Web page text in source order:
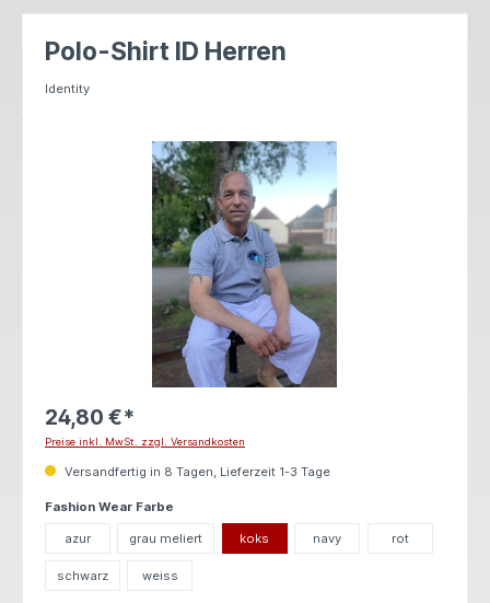
Polo-Shirt ID Herren
Identity
Bildergalerie überspringen
24,80 €*
Preise inkl. MwSt. zzgl. Versandkosten
Versandfertig in 8 Tagen, Lieferzeit 1-3 Tage
Fashion Wear Farbe
azur grau meliert koks navy rot
schwarz weiss